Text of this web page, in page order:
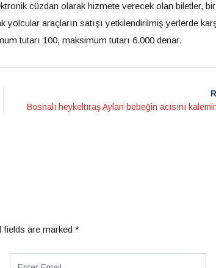
cüzdan olarak hizmete verecek olan biletler,
araçların satışı yetkilendirilmiş yerlerde
tutarı 100, maksimum tutarı 6.000 denar.
Bosnalı heykeltıraş Aylan bebeğin acısını
fields are marked *